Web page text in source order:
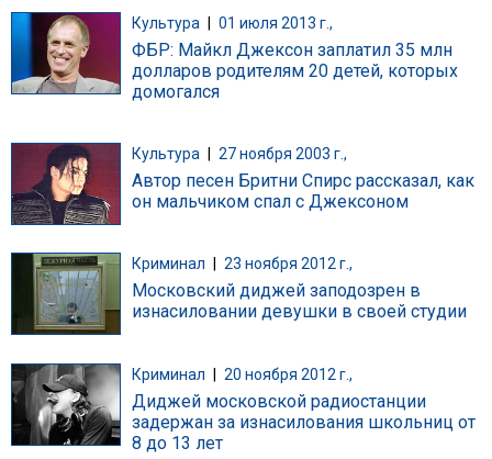
Культура 01 июля 2013 г.,
ФБР: Майкл Джексон заплатил 35 млн
долларов родителям 20 детей, которых
домогался
Культура 27 ноября 2003 г.,
Автор песен Бритни Спирс рассказал, как
он мальчиком спал с Джексоном
Криминал 23 ноября 2012 г.,
Московский диджей заподозрен в
изнасиловании девушки в своей студии
Криминал | 20 ноября 2012 г.,
Диджей московской радиостанции
задержан за изнасилования школьниц от
8 до 13 лет